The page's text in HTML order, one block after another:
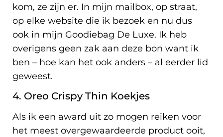
kom, ze zijn er. In mijn mailbox, op straat,
op elke website die ik bezoek en nu dus
ook in mijn Goodiebag De Luxe. Ik heb
overigens geen zak aan deze bon want ik
ben – hoe kan het ook anders – al eerder lid
geweest.
4. Oreo Crispy Thin Koekjes
Als ik een award uit zo mogen reiken voor
het meest overgewaardeerde product ooit,